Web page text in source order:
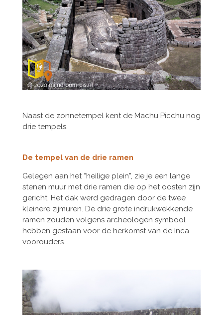
Naast de zonnetempel kent de Machu Picchu nog
drie tempels.
De tempel van de drie ramen
Gelegen aan het “heilige plein”, zie je een lange
stenen muur met drie ramen die op het oosten zijn
gericht. Het dak werd gedragen door de twee
kleinere zijmuren. De drie grote indrukwekkende
ramen zouden volgens archeologen symbool
hebben gestaan voor de herkomst van de Inca
voorouders.